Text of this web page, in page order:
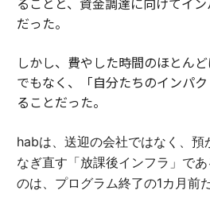
だった。
しかし、費やした時間のほとん
でもなく、「自分たちのインパ
ることだった。
habは、送迎の会社ではなく、預
なぎ直す「放課後インフラ」で
のは、プログラム終了の1カ月前